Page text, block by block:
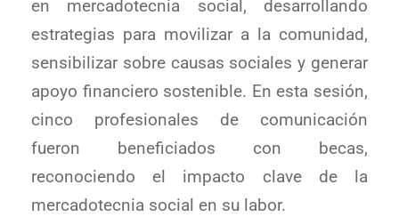
en mercadotecnia social, desarrollando
estrategias para movilizar a la comunidad,
sensibilizar sobre causas sociales y generar
apoyo financiero sostenible. En esta sesión,
cinco profesionales de comunicación
fueron beneficiados con becas,
reconociendo el impacto clave de la
mercadotecnia social en su labor.